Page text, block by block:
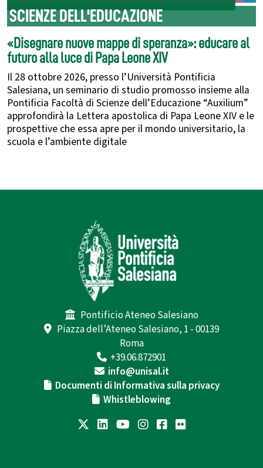
SCIENZE DELL'EDUCAZIONE
«Disegnare nuove mappe di speranza»: educare al
futuro alla luce di Papa Leone XIV
Il 28 ottobre 2026, presso l’Università Pontificia
Salesiana, un seminario di studio promosso insieme alla
Pontificia Facoltà di Scienze dell’Educazione “Auxilium”
approfondirà la Lettera apostolica di Papa Leone XIV e le
prospettive che essa apre per il mondo universitario, la
scuola e l’ambiente digitale
Pontificio Ateneo Salesiano
Piazza dell’Ateneo Salesiano, 1 - 00139
Roma
+39.06.872901
info@unisal.it
Documenti di Informativa sulla privacy
Whistleblowing